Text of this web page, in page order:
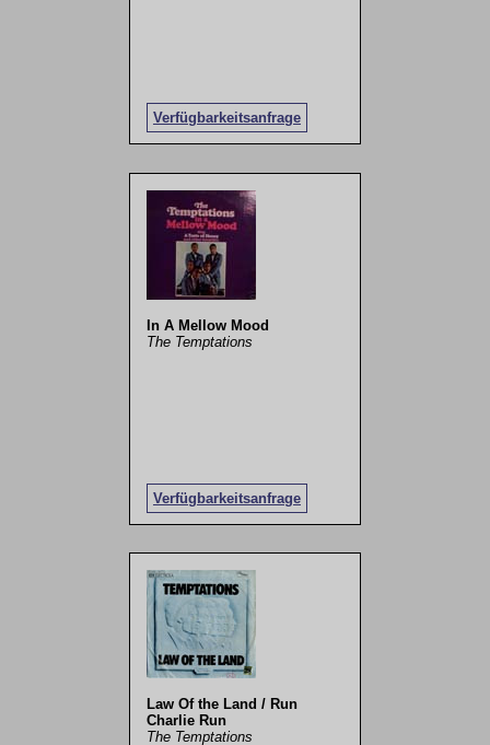
Verfügbarkeitsanfrage
In A Mellow Mood
The Temptations
Verfügbarkeitsanfrage
Law Of the Land / Run
Charlie Run
The Temptations